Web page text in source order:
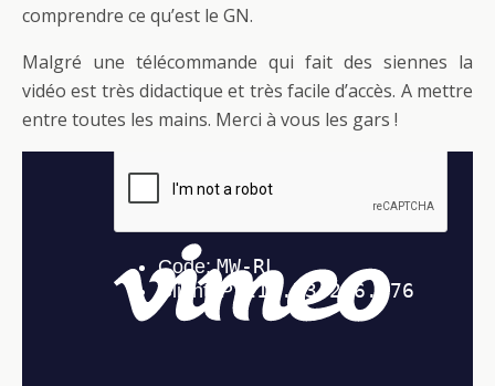
comprendre ce qu’est le GN.
Malgré une télécommande qui fait des siennes la
vidéo est très didactique et très facile d’accès. A mettre
entre toutes les mains. Merci à vous les gars !